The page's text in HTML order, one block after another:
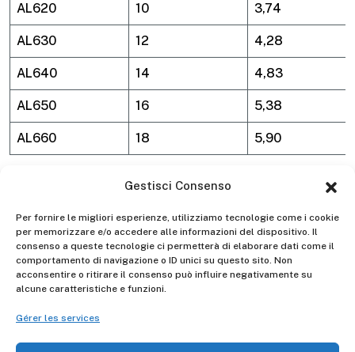
Gestisci Consenso
Per fornire le migliori esperienze, utilizziamo tecnologie come i cookie
per memorizzare e/o accedere alle informazioni del dispositivo. Il
consenso a queste tecnologie ci permetterà di elaborare dati come il
comportamento di navigazione o ID unici su questo sito. Non
acconsentire o ritirare il consenso può influire negativamente su
alcune caratteristiche e funzioni.
Gérer les services
AL620 10 3,74
AL630 12 4,28
AL640 14 4,83
AL650 16 5,38
AL660 18 5,90
évasées
Professionnel - intensif